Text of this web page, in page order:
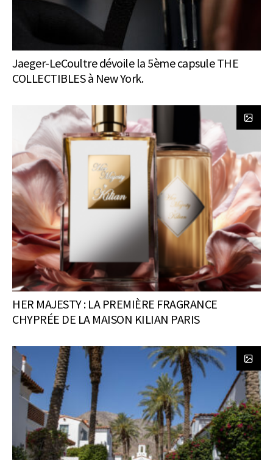
Jaeger-LeCoultre dévoile la 5ème capsule THE
COLLECTIBLES à New York.
HER MAJESTY : LA PREMIÈRE FRAGRANCE
CHYPRÉE DE LA MAISON KILIAN PARIS